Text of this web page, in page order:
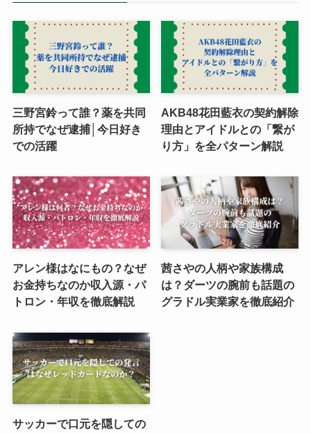
三野宮鈴って誰？薬を共同
所持でなぜ逮捕│今日好き
での活躍
AKB48花田藍衣の契約解除
理由とアイドルとの「繋が
り方」を全パターン解説
アレン様はなにもの？なぜ
お金持ちなのか収入源・パ
トロン・年収を徹底解説
茜さやの人柄や家族構成
は？ダーツの腕前も話題の
グラドル実業家を徹底紹介
サッカーで口元を隠しての